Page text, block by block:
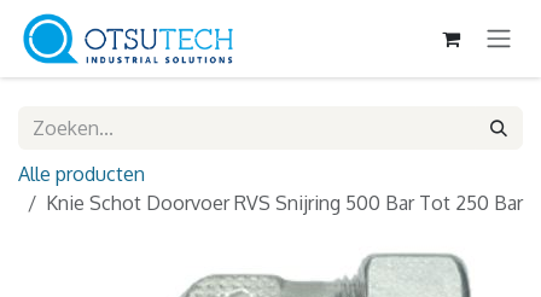
Overslaan naar inhoud
Alle producten
Knie Schot Doorvoer RVS Snijring 500 Bar Tot 250 Bar